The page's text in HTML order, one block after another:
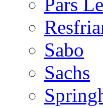
Sabo
Sachs